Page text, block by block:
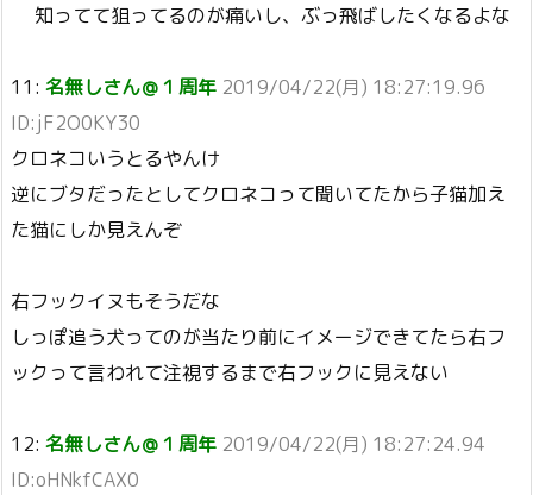
知ってて狙ってるのが痛いし、ぶっ飛ばしたくなるよな
11: 名無しさん＠１周年 2019/04/22(月) 18:27:19.96
ID:jF2O0KY30
クロネコいうとるやんけ
逆にブタだったとしてクロネコって聞いてたから子猫加え
た猫にしか見えんぞ
右フックイヌもそうだな
しっぽ追う犬ってのが当たり前にイメージできてたら右フ
ックって言われて注視するまで右フックに見えない
12: 名無しさん＠１周年 2019/04/22(月) 18:27:24.94
ID:oHNkfCAX0